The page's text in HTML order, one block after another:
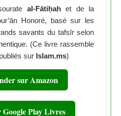
al-Fātiḥahet de la
Honoré, basé sur les
savants du tafsīr selon
(Ce livre rassemble
sur Islam.ms)
sur Amazon
Play Livres